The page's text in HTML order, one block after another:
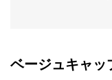
ベージュキャッ